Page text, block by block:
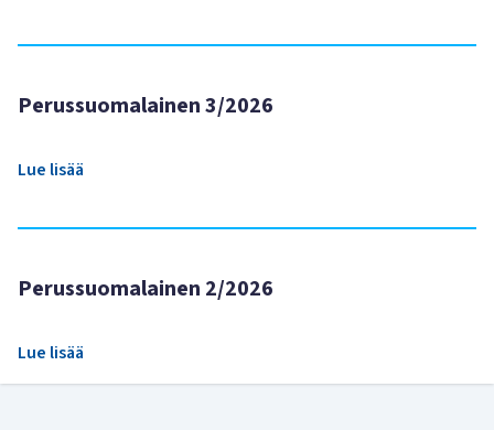
Perussuomalainen 3/2026
Lue lisää
Perussuomalainen 2/2026
Lue lisää